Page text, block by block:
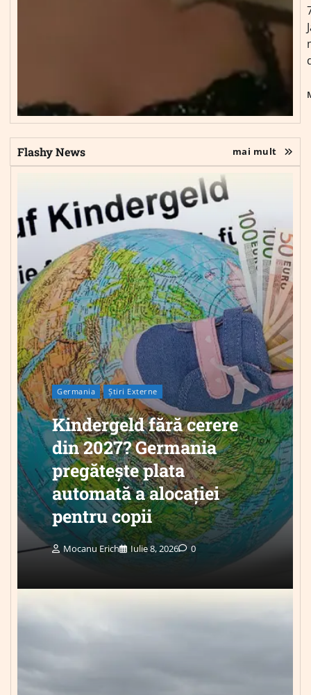
Flashy News mai mult
Germania Știri Externe
Kindergeld fără cerere
din 2027? Germania
pregătește plata
automată a alocației
pentru copii
Mocanu Erich Iulie 8, 2026 0